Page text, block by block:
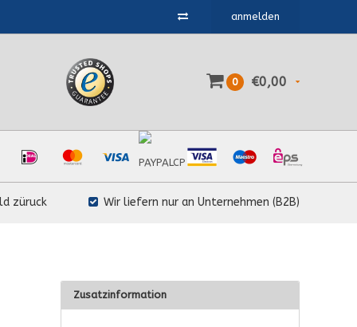
anmelden
0 €0,00
züruck Wir liefern nur an Unternehmen (B2B)
Zusatzinformation